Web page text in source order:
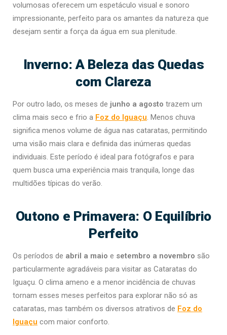
volumosas oferecem um espetáculo visual e sonoro
impressionante, perfeito para os amantes da natureza que
desejam sentir a força da água em sua plenitude.
Inverno: A Beleza das Quedas
com Clareza
Por outro lado, os meses de junho a agosto trazem um
clima mais seco e frio a Foz do Iguaçu. Menos chuva
significa menos volume de água nas cataratas, permitindo
uma visão mais clara e definida das inúmeras quedas
individuais. Este período é ideal para fotógrafos e para
quem busca uma experiência mais tranquila, longe das
multidões típicas do verão.
Outono e Primavera: O Equilíbrio
Perfeito
Os períodos de abril a maio e setembro a novembro são
particularmente agradáveis para visitar as Cataratas do
Iguaçu. O clima ameno e a menor incidência de chuvas
tornam esses meses perfeitos para explorar não só as
cataratas, mas também os diversos atrativos de Foz do
Iguaçu com maior conforto.